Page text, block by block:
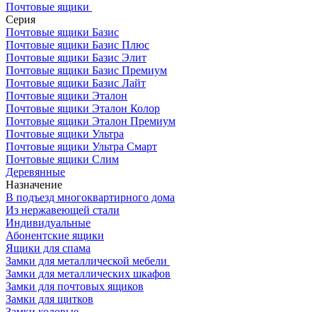
Почтовые ящики
Серия
Почтовые ящики Базис
Почтовые ящики Базис Плюс
Почтовые ящики Базис Элит
Почтовые ящики Базис Премиум
Почтовые ящики Базис Лайт
Почтовые ящики Эталон
Почтовые ящики Эталон Колор
Почтовые ящики Эталон Премиум
Почтовые ящики Ультра
Почтовые ящики Ультра Смарт
Почтовые ящики Слим
Деревянные
Назначение
В подъезд многоквартирного дома
Из нержавеющей стали
Индивидуальные
Абонентские ящики
Ящики для спама
Замки для металлической мебели
Замки для металлических шкафов
Замки для почтовых ящиков
Замки для щитков